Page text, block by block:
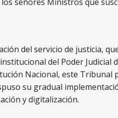
del servicio de justicia,
del Poder Judicial
Nacional, este
su gradual
y digitalización.